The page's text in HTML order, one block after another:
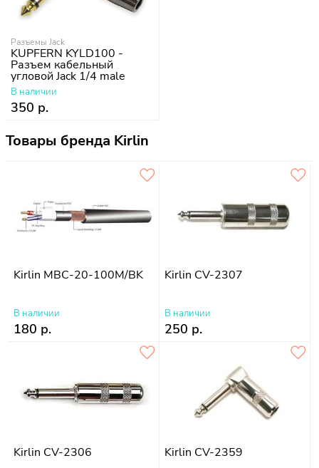
Разъемы Jack
KUPFERN KYLD100 -
Разъем кабельный
угловой Jack 1/4 male
mono
В наличии
350 р.
Товары бренда Kirlin
Kirlin MBC-20-100M/BK
В наличии
180 р.
Kirlin CV-2307
В наличии
250 р.
Kirlin CV-2306 Kirlin CV-2359